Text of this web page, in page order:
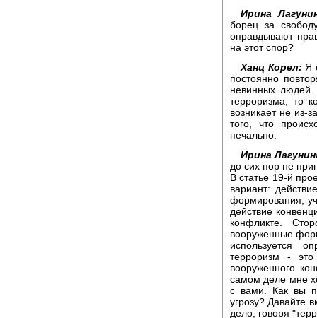
Ирина
борец за
оправдывают
на этот спор?
Ханц Корел: Я
постоянно
невинных людей.
терроризма, то
возникает не из-
того, что
печально.
Ирина
до сих пор не
В статье 19-й
вариант:
формирования,
действие
конфликте.
вооруженные
используется
терроризм -
вооруженного
самом деле мне
с вами. Как вы
угрозу? Давайте
дело, говоря